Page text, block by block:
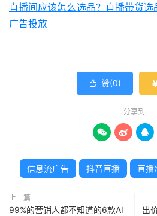
直播间应该怎么选品？直播带货
广告投放
 赞(0)
分享到
  
信息流广告 抖音直播 直播
上一篇
99%的营销人都不知道的6款AI
出